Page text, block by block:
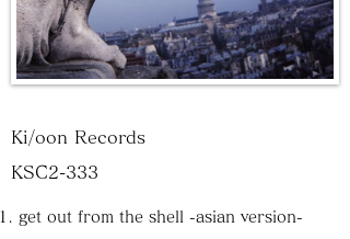
get out from the shell -asian version-
Ki/oon Records
KSC2-333